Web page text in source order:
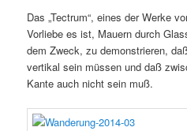
Das „Tectrum“, eines der Werke
Vorliebe es ist, Mauern durch
dem Zweck, zu demonstrieren,
vertikal sein müssen und daß
Kante auch nicht sein muß.